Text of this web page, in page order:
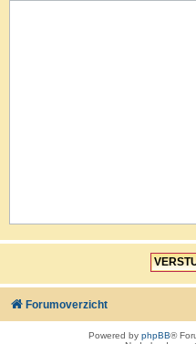
Forumoverzicht
Powered by phpBB®